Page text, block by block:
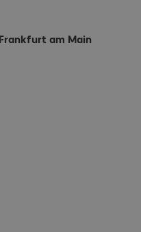
am Main